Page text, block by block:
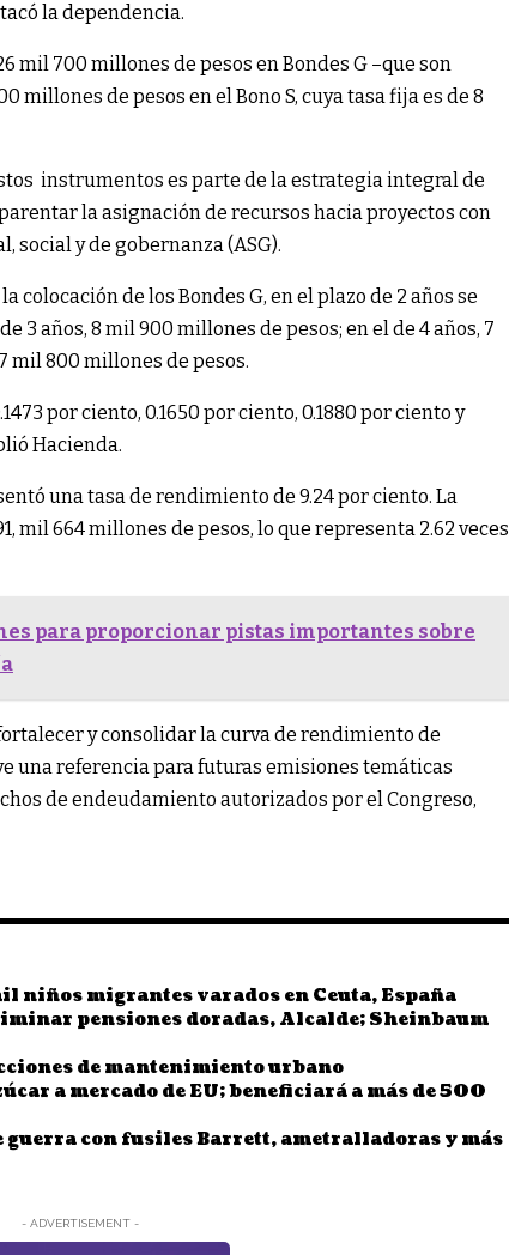
la dependencia.
mil 700 millones de pesos en Bondes G –que son
millones de pesos en el Bono S, cuya tasa fija es de 8
instrumentos es parte de la estrategia integral de
la asignación de recursos hacia proyectos con
y de gobernanza (ASG).
colocación de los Bondes G, en el plazo de 2 años se
3 años, 8 mil 900 millones de pesos; en el de 4 años, 7
mil 800 millones de pesos.
por ciento, 0.1650 por ciento, 0.1880 por ciento y
Hacienda.
una tasa de rendimiento de 9.24 por ciento. La
mil 664 millones de pesos, lo que representa 2.62 veces
para proporcionar pistas importantes sobre
y consolidar la curva de rendimiento de
una referencia para futuras emisiones temáticas
de endeudamiento autorizados por el Congreso,
niños migrantes varados en Ceuta, España
pensiones doradas, Alcalde; Sheinbaum
de mantenimiento urbano
a mercado de EU; beneficiará a más de 500
guerra con fusiles Barrett, ametralladoras y más
- ADVERTISEMENT -